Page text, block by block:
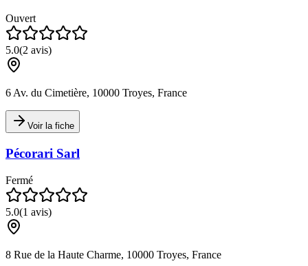
Ouvert
5.0(2 avis)
6 Av. du Cimetière, 10000 Troyes, France
Voir la fiche
Pécorari Sarl
Fermé
5.0(1 avis)
8 Rue de la Haute Charme, 10000 Troyes, France